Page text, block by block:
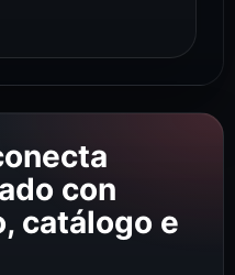
con
catálogo e